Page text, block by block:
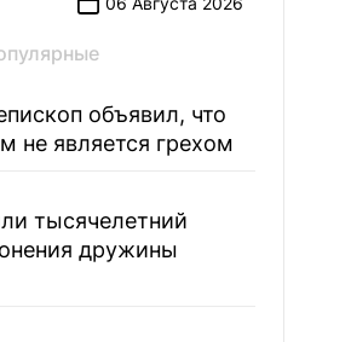
объявил, что
не является грехом
тысячелетний
дружины